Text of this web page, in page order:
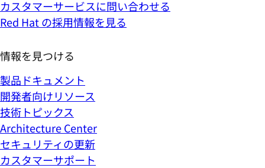
カスタマーサービスに問い合わせる
Red Hat の採用情報を見る
情報を見つける
製品ドキュメント
開発者向けリソース
技術トピックス
Architecture Center
セキュリティの更新
カスタマーサポート